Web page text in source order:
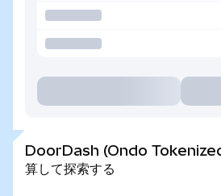
DoorDash (Ondo Tokenized)
算して探索する